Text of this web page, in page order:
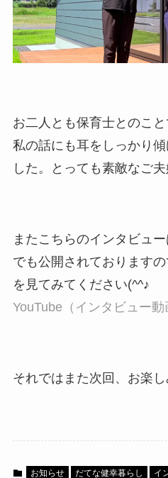
お二人とも保育士とのこ
私の話にも耳をしっかり
した。とっても素敵なご夫
またこちらのインタビュ
でも公開されております
を見てみてください(^^♪
YouTube（インタビュー動
それではまた次回、お楽し
お知らせ だてな健幸暮らし イ